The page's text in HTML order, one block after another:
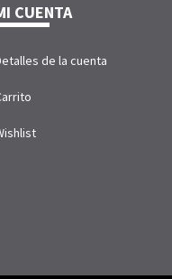
CUENTA
de la cuenta